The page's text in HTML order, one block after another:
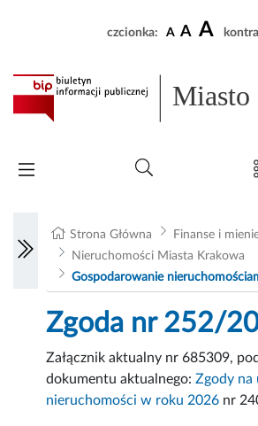
czcionka: A A A
Strona Główna Finanse i
Nieruchomości Miasta Krakowa
Gospodarowanie
Zgoda nr 252/
Załącznik aktualny nr 685309,
dokumentu aktualnego:Zgody na
nieruchomości w roku 2026 nr